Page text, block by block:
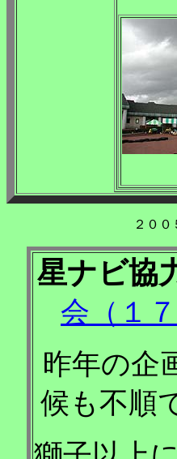
２０
星ナビ協
会（１７
昨年の企
候も不順